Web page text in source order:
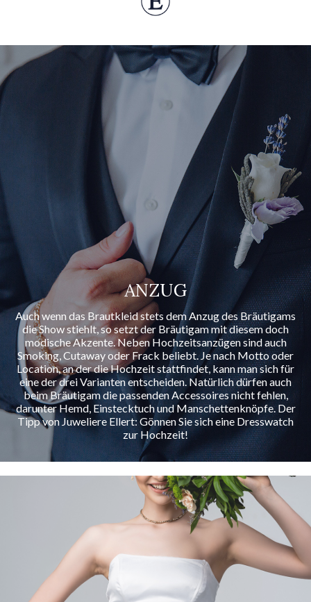
ANZUG
Auch wenn das Brautkleid stets dem Anzug des Bräutigams
die Show stiehlt, so setzt der Bräutigam mit diesem doch
modische Akzente. Neben Hochzeitsanzügen sind auch
Smoking, Cutaway oder Frack beliebt. Je nach Motto oder
Location, an der die Hochzeit stattfindet, kann man sich für
eine der drei Varianten entscheiden. Natürlich dürfen auch
beim Bräutigam die passenden Accessoires nicht fehlen,
darunter Hemd, Einstecktuch und Manschettenknöpfe. Der
Tipp von Juweliere Ellert: Gönnen Sie sich eine Dresswatch
zur Hochzeit!